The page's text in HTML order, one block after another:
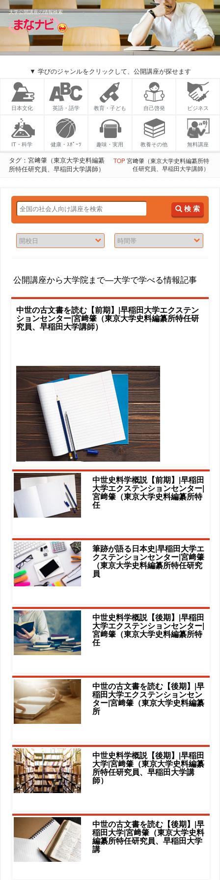
大学公開講座の情報検索
▼ 学びのジャンルをクリックして、公開講座が探せます
日本文化 英語・語学 教育・子ども 自己啓発 ビジネス
IT・科学 健康・ｽﾎﾟｰﾂ 趣味・実用 教養その他 無料講座
タグ：宮﨑肇（東京大学史料編纂
所特任研究員、早稲田大学講師）
TOP宮﨑肇（東京大学史料編纂所特
任研究員、早稲田大学講師）
検 索
公開講座から大学院まで―大学で学べる情報記事
中世の古文書を読む【前期】|早稲田大学エクステン
ションセンター|宮﨑肇（東京大学史料編纂所特任研
究員、早稲田大学講師）
中世史料学概説【前期】|早稲田
大学エクステンションセンター|
宮﨑肇（東京大学史料編纂所特
任
筆跡が語る日本史|早稲田大学エ
クステンションセンター|宮﨑肇
（東京大学史料編纂所特任研究
員
中世史料学概説【後期】|早稲田
大学エクステンションセンター|
宮﨑肇（東京大学史料編纂所特
任
中世の古文書を読む【後期】|早
稲田大学エクステンションセン
ター|宮﨑肇（東京大学史料編纂
所
中世史料学概説【後期】|早稲田
大学|宮﨑肇（東京大学史料編纂
所特任研究員、早稲田大学講
師）
中世の古文書を読む【後期】|早
稲田大学|宮﨑肇（東京大学史料
編纂所特任研究員、早稲田大学
講